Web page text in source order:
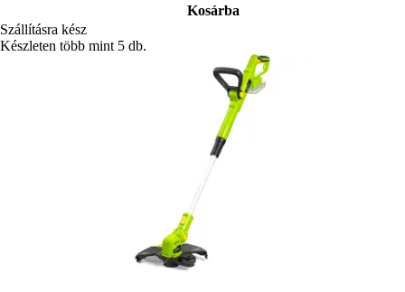
Kosárba
Szállításra kész
Készleten több mint 5 db.